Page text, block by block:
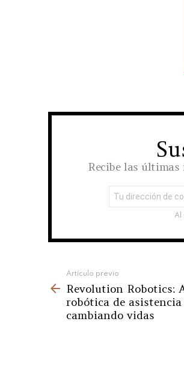
Recibe las
de
Al
more
Artículo previo
Revolution Robotics:
robótica de
cambiando vidas